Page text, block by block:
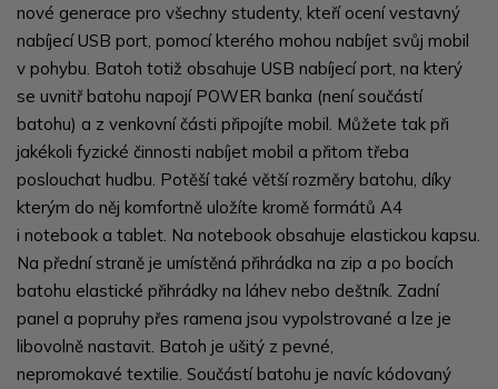
nové generace pro všechny studenty, kteří ocení vestavný
nabíjecí USB port, pomocí kterého mohou nabíjet svůj mobil
v pohybu. Batoh totiž obsahuje USB nabíjecí port, na který
se uvnitř batohu napojí POWER banka (není součástí
batohu) a z venkovní části připojíte mobil. Můžete tak při
jakékoli fyzické činnosti nabíjet mobil a přitom třeba
poslouchat hudbu. Potěší také větší rozměry batohu, díky
kterým do něj komfortně uložíte kromě formátů A4
i notebook a tablet. Na notebook obsahuje elastickou kapsu.
Na přední straně je umístěná přihrádka na zip a po bocích
batohu elastické přihrádky na láhev nebo deštník. Zadní
panel a popruhy přes ramena jsou vypolstrované a lze je
libovolně nastavit. Batoh je ušitý z pevné,
nepromokavé textilie. Součástí batohu je navíc kódovaný